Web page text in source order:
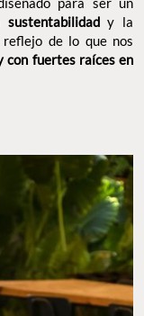
innovadora y